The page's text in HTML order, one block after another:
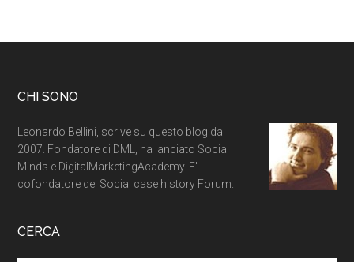
CHI SONO
Leonardo Bellini, scrive su questo blog dal
2007. Fondatore di DML, ha lanciato Social
Minds e DigitalMarketingAcademy. E'
cofondatore del Social case history Forum.
CERCA